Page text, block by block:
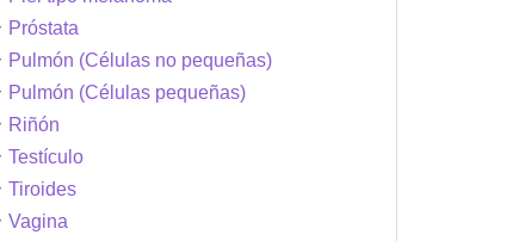
Próstata
Pulmón (Células no pequeñas)
Pulmón (Células pequeñas)
Riñón
Testículo
Tiroides
Vagina